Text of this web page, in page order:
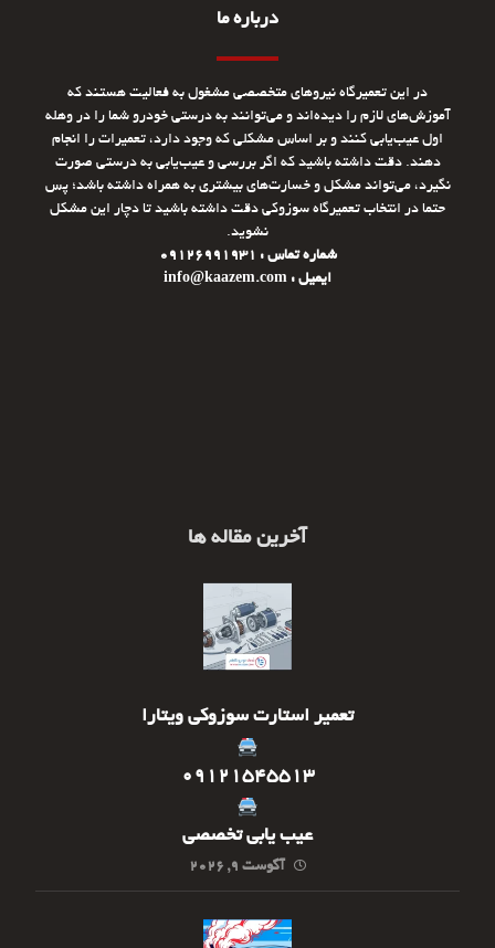
درباره ما
در این تعمیرگاه نیروهای متخصصی مشغول به فعالیت هستند که
آموزش‌های لازم را دیده‌اند و می‌توانند به درستی خودرو شما را در وهله
اول عیب‌یابی کنند و بر اساس مشکلی که وجود دارد، تعمیرات را انجام
دهند. دقت داشته باشید که اگر بررسی و عیب‌یابی به درستی صورت
نگیرد، می‌تواند مشکل و خسارت‌های بیشتری به همراه داشته باشد؛ پس
حتما در انتخاب تعمیرگاه سوزوکی دقت داشته باشید تا دچار این مشکل
نشوید.
شماره تماس : 09126991931
ایمیل : info@kaazem.com
آخرین مقاله ها
تعمیر استارت سوزوکی ویتارا
09121545513
عیب یابی تخصصی
آگوست ۹, ۲۰۲۶